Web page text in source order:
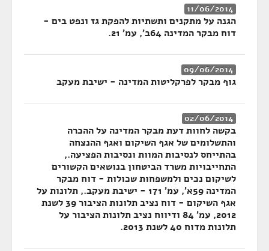
11/06/2014
הגנה על מתקנים ותשתיות להפקת גז ונפט בים -
דוח מבקר המדינה 64ב', עמ' 21.
09/06/2014
גוף מבקר לפרקליטות המדינה - ישיבת מעקב
02/06/2014
בקשה לחוות דעת מבקר המדינה על ההכרה
והתשלומים של אגף השיקום ואגף ההנצחה
בהתייחס לנסיבות המוות ונסיבות הפציעה.,
התחייבויות משרד הביטחון בנושאים הקשורים
לשיקום נכים ולמשפחות שכולות - דוח מבקר
המדינה 59א', עמ' 171 - ישיבת מעקב., תלונות על
אגף השיקום - דוח נציב תלונות הציבור 39 לשנת
2012, עמ' 84 ודיווח נציב תלונות הציבור על
תלונות מדוח 40 לשנת 2013.